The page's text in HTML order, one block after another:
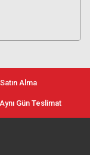
Alma
Gün Teslimat